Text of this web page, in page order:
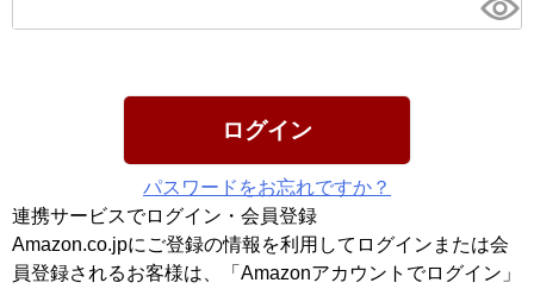
須)
ログイン
パスワードをお忘れですか？
連携サービスでログイン・会員登録
Amazon.co.jpにご登録の情報を利用してログインまたは会
員登録されるお客様は、「Amazonアカウントでログイン」